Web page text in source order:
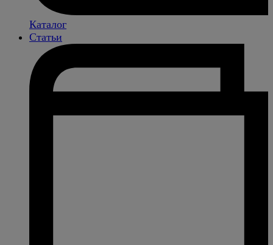
Каталог
Статьи